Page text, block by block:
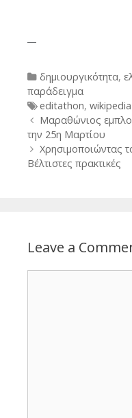
—
Categories
δημιουργικότητα,
παράδειγμα
Tags
editathon, wikipedia
Post
navigation
Μαραθώνιος
την 25η Μαρτίου
Χρησιμοποιώντας
Βέλτιστες πρακτικές
Leave a